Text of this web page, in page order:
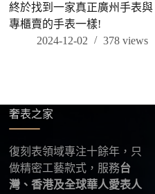
終於找到一家真正廣州手表與
專櫃賣的手表一樣!
2024-12-02
378views
奢表之家
復刻表領域專注十餘年，只
做精密工藝款式，服務台
灣、香港及全球華人愛表人